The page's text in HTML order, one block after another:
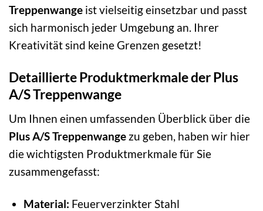
Treppenwange ist vielseitig einsetzbar und passt
sich harmonisch jeder Umgebung an. Ihrer
Kreativität sind keine Grenzen gesetzt!
Detaillierte Produktmerkmale der Plus
A/S Treppenwange
Um Ihnen einen umfassenden Überblick über die
Plus A/S Treppenwange zu geben, haben wir hier
die wichtigsten Produktmerkmale für Sie
zusammengefasst:
Material: Feuerverzinkter Stahl